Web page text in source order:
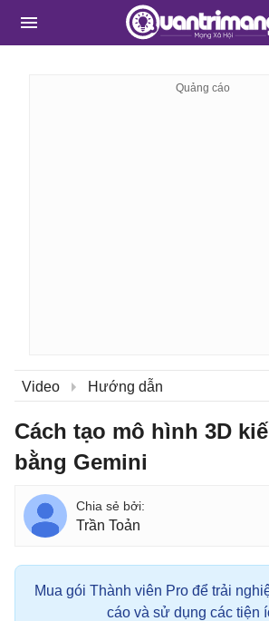
Video Hướng dẫn
Cách tạo mô hình 3D
bằng Gemini
Trần Toản
Mua gói Thành viên Pro để trải
cáo và sử dụng các tiện